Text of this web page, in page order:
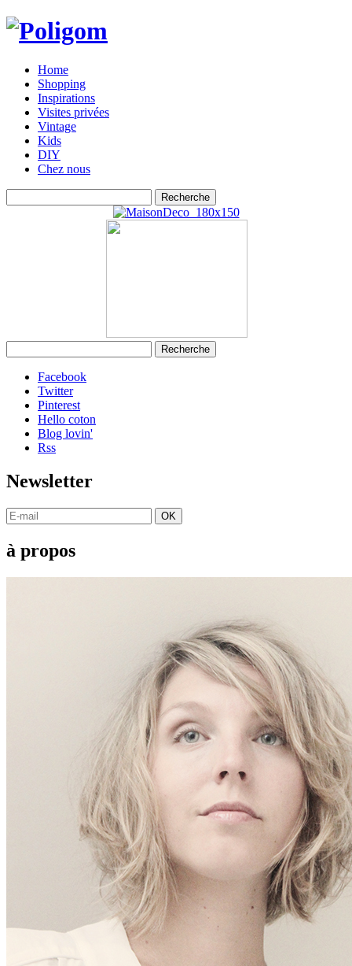
Home
Shopping
Inspirations
Visites privées
Vintage
Kids
DIY
Chez nous
Facebook
Twitter
Pinterest
Hello coton
Blog lovin'
Rss
Newsletter
OK
à propos